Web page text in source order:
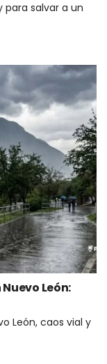
salvar a un
León:
León, caos vial y